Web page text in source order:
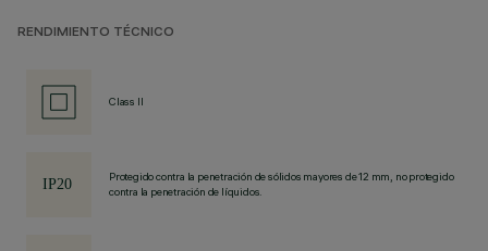
RENDIMIENTO TÉCNICO
Class II
Protegido contra la penetración de sólidos mayores de 12 mm, no protegido
contra la penetración de líquidos.